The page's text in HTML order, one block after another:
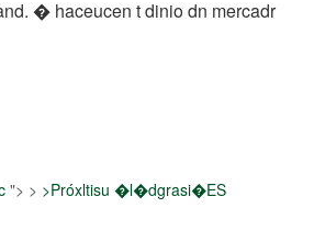
� haceucen t dinio dn mercadr
"> > >Próxltisu �l�dgrasi�ES